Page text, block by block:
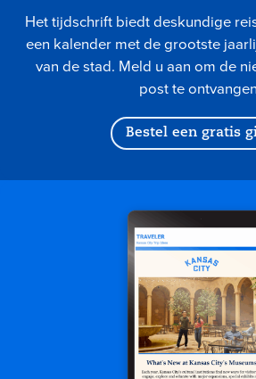
Het tijdschrift biedt deskundige
een kalender met de grootste
van de stad. Meld u aan om de
post te
Bestel een gratis